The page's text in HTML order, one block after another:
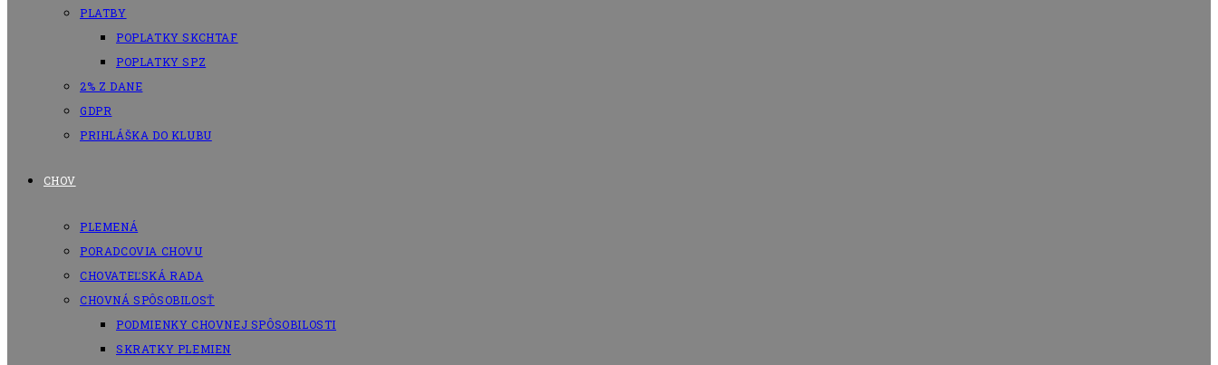
PLATBY
POPLATKY SKCHTAF
POPLATKY SPZ
2% Z DANE
GDPR
PRIHLÁŠKA DO KLUBU
CHOV
PLEMENÁ
PORADCOVIA CHOVU
CHOVATEĽSKÁ RADA
CHOVNÁ SPÔSOBILOSŤ
PODMIENKY CHOVNEJ SPÔSOBILOSTI
SKRATKY PLEMIEN